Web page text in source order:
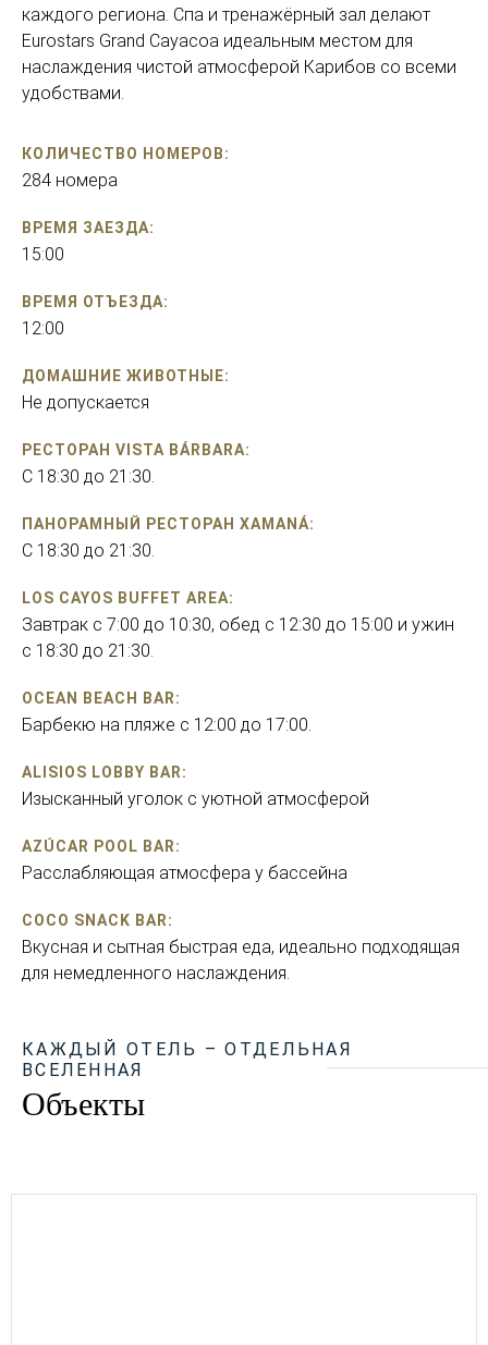
каждого региона. Спа и тренажёрный зал делают
Eurostars Grand Cayacoa идеальным местом для
наслаждения чистой атмосферой Карибов со всеми
удобствами.
КОЛИЧЕСТВО НОМЕРОВ:
284 номера
ВРЕМЯ ЗАЕЗДА:
15:00
ВРЕМЯ ОТЪЕЗДА:
12:00
ДОМАШНИЕ ЖИВОТНЫЕ:
Не допускается
РЕСТОРАН VISTA BÁRBARA:
С 18:30 до 21:30.
ПАНОРАМНЫЙ РЕСТОРАН XAMANÁ:
С 18:30 до 21:30.
LOS CAYOS BUFFET AREA:
Завтрак с 7:00 до 10:30, обед с 12:30 до 15:00 и ужин
с 18:30 до 21:30.
OCEAN BEACH BAR:
Барбекю на пляже с 12:00 до 17:00.
ALISIOS LOBBY BAR:
Изысканный уголок с уютной атмосферой
AZÚCAR POOL BAR:
Расслабляющая атмосфера у бассейна
COCO SNACK BAR:
Вкусная и сытная быстрая еда, идеально подходящая
для немедленного наслаждения.
КАЖДЫЙ ОТЕЛЬ – ОТДЕЛЬНАЯ
ВСЕЛЕННАЯ
Объекты